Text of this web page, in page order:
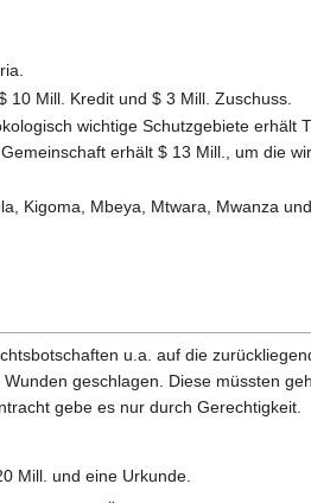
10 Mill. Kredit und $ 3 Mill. Zuschuss.
wichtige Schutzgebiete erhält
erhält $ 13 Mill., um die
Kigoma, Mbeya, Mtwara, Mwanza und
u.a. auf die
geschlagen. Diese müssten
gebe es nur durch Gerechtigkeit.
Mill. und eine Urkunde.